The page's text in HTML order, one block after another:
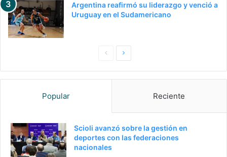
Argentina reafirmó su liderazgo y venció a
Uruguay en el Sudamericano
g
a
n
g
n
Popular Reciente
Scioli avanzó sobre la gestión en
deportes con las federaciones
nacionales